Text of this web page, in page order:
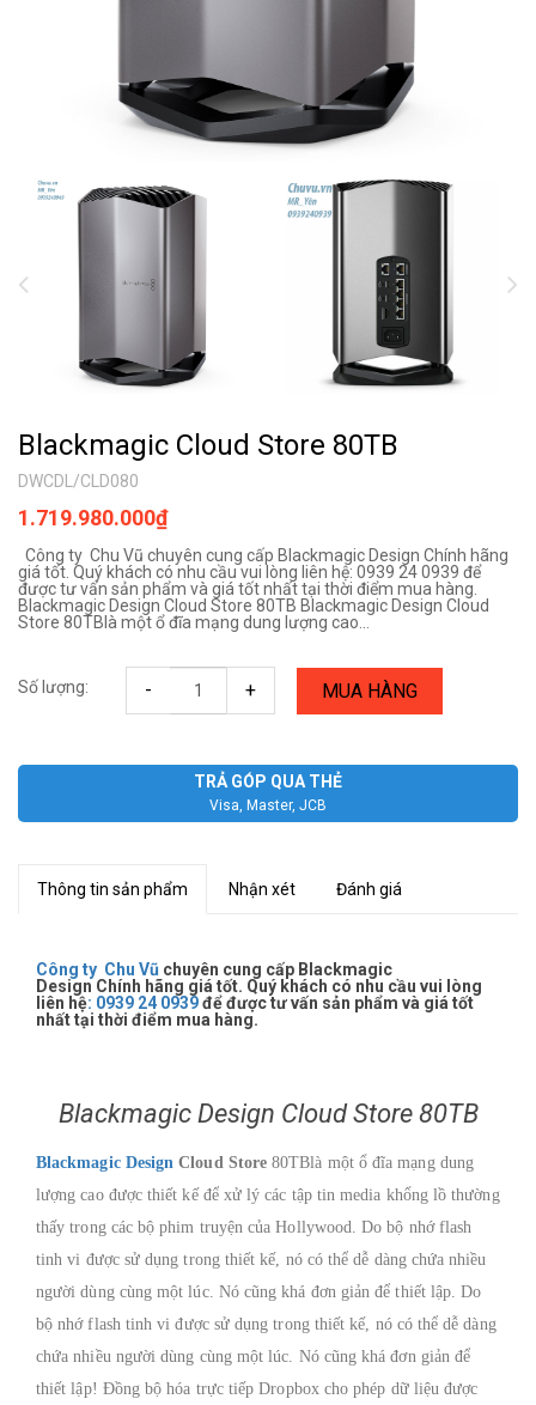
Blackmagic Cloud Store 80TB
DWCDL/CLD080
1.719.980.000₫
Công ty Chu Vũ chuyên cung cấp Blackmagic Design Chính hãng
giá tốt. Quý khách có nhu cầu vui lòng liên hệ: 0939 24 0939 để
được tư vấn sản phẩm và giá tốt nhất tại thời điểm mua hàng.
Blackmagic Design Cloud Store 80TB Blackmagic Design Cloud
Store 80TBlà một ổ đĩa mạng dung lượng cao...
Số lượng: - + MUA HÀNG
TRẢ GÓP QUA THẺ
Visa, Master, JCB
Thông tin sản phẩm Nhận xét Đánh giá
Công ty Chu Vũ chuyên cung cấp Blackmagic
Design Chính hãng giá tốt. Quý khách có nhu cầu vui lòng
liên hệ: 0939 24 0939để được tư vấn sản phẩm và giá tốt
nhất tại thời điểm mua hàng.
Blackmagic Design Cloud Store 80TB
Blackmagic Design Cloud Store 80TBlà một ổ đĩa mạng dung
lượng cao được thiết kế để xử lý các tập tin media khổng lồ thường
thấy trong các bộ phim truyện của Hollywood.Do bộ nhớ flash
tinh vi được sử dụng trong thiết kế, nó có thể dễ dàng chứa nhiều
người dùng cùng một lúc. Nó cũng khá đơn giản để thiết lập.Do
bộ nhớ flash tinh vi được sử dụng trong thiết kế, nó có thể dễ dàng
chứa nhiều người dùng cùng một lúc. Nó cũng khá đơn giản để
thiết lập! Đồng bộ hóa trực tiếp Dropbox cho phép dữ liệu được